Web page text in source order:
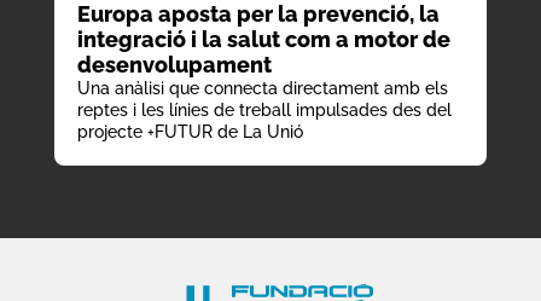
Europa aposta per la prevenció, la
integració i la salut com a motor de
desenvolupament
Una anàlisi que connecta directament amb els
reptes i les línies de treball impulsades des del
projecte +FUTUR de La Unió